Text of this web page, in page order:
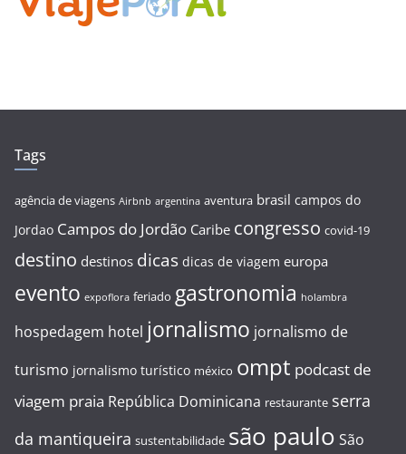
Tags
agência de viagens Airbnb argentina aventura brasil campos do
Jordao Campos do Jordão Caribe congresso covid-19
destino destinos dicas dicas de viagem europa
evento expoflora feriado gastronomia holambra
hospedagem hotel jornalismo jornalismo de
turismo jornalismo turístico méxico ompt podcast de
viagem praia República Dominicana restaurante serra
da mantiqueira sustentabilidade são paulo São